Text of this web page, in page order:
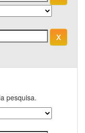
pesquisa.